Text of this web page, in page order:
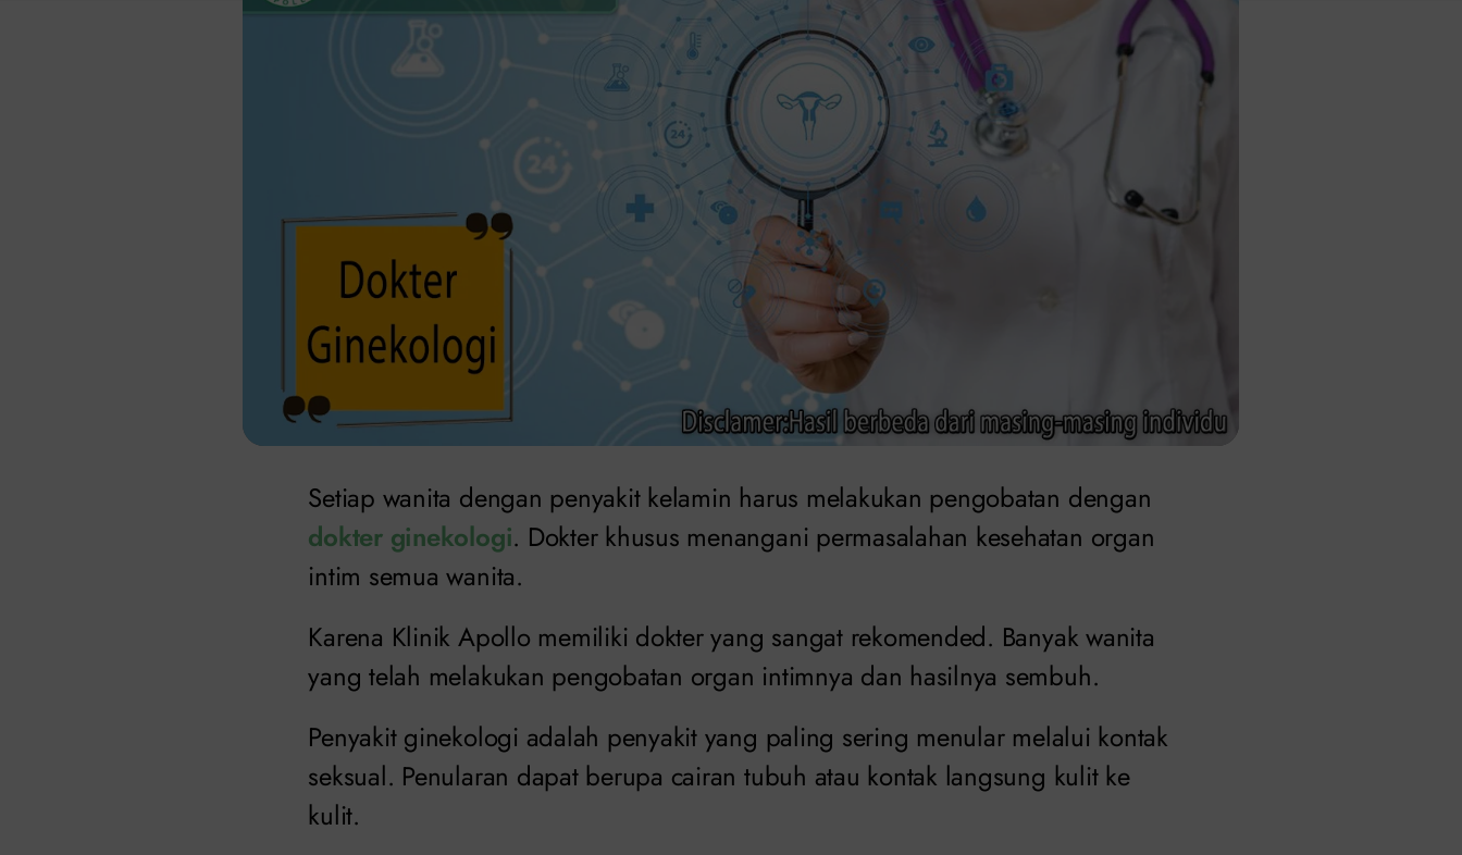
Setiap wanita dengan penyakit kelamin harus melakukan pengobatan dengan
dokter ginekologi. Dokter khusus menangani permasalahan kesehatan organ
intim semua wanita.
Karena Klinik Apollo memiliki dokter yang sangat rekomended. Banyak wanita
yang telah melakukan pengobatan organ intimnya dan hasilnya sembuh.
Penyakit ginekologi adalah penyakit yang paling sering menular melalui kontak
seksual. Penularan dapat berupa cairan tubuh atau kontak langsung kulit ke
kulit.